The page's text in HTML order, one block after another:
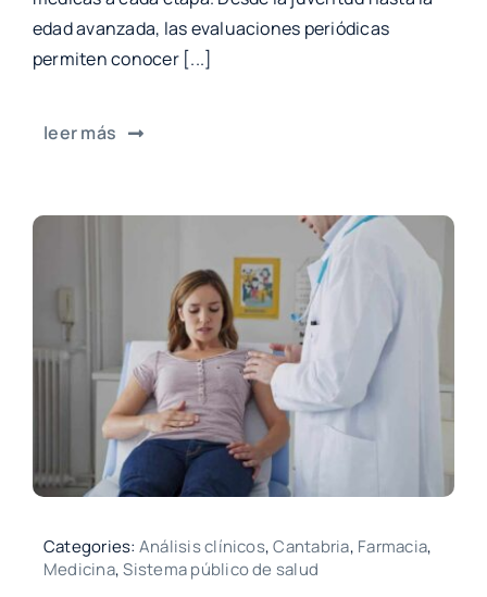
edad avanzada, las evaluaciones periódicas
permiten conocer [...]
leer más
Categories: Análisis clínicos,Cantabria, Farmacia,
Medicina,Sistema público de salud